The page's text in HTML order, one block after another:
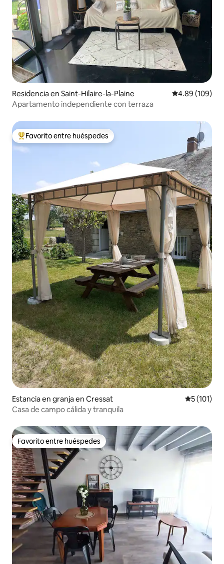
Residencia en Saint-Hilaire-la-Plaine Calificación
4.89 (109)
Apartamento independiente con terraza
De los mejores en Favorito entre huéspedes
Favorito entre huéspedes
Estancia en granja en Cressat
5 (101)
Casa de campo cálida y tranquila
Favorito entre huéspedes
Favorito entre huéspedes